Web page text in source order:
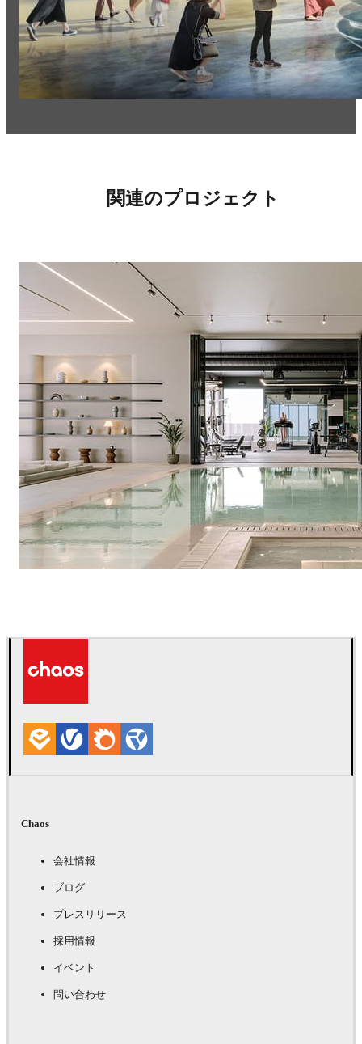
関連のプロジェクト
Chaos
会社情報
ブログ
プレスリリース
採用情報
イベント
問い合わせ